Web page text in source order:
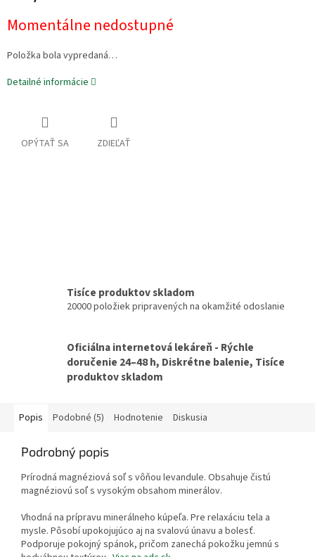
cena:
Momentálne nedostupné
Položka bola vypredaná…
Detailné informácie
OPÝTAŤ SA ZDIEĽAŤ
Tisíce produktov skladom
20000 položiek pripravených na okamžité odoslanie
Oficiálna internetová lekáreň - Rýchle
doručenie 24–48 h, Diskrétne balenie, Tisíce
produktov skladom
Popis Podobné (5) Hodnotenie Diskusia
Podrobný popis
Prírodná magnéziová soľ s vôňou levandule. Obsahuje čistú
magnéziovú soľ s vysokým obsahom minerálov.
Vhodná na prípravu minerálneho kúpeľa. Pre relaxáciu tela a
mysle. Pôsobí upokojujúco aj na svalovú únavu a bolesť.
Podporuje pokojný spánok, pričom zanechá pokožku jemnú s